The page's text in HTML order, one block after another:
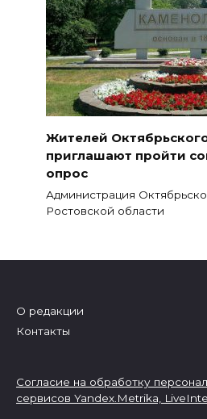
Жителей
приглашают пройти
опрос
Администрация
Ростовской области
О редакции
Контакты
Согласие на обработку
сервисов Yandex.Metrika,